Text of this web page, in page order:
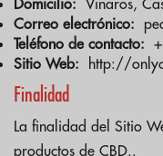
Correo electrónico:
Teléfono de contacto:
Sitio Web:
http://
Finalidad
La finalidad del Sitio
productos de CBD..